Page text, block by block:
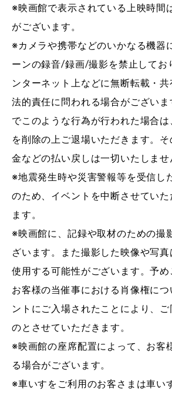
※映画館で表示されている上映時間
がございます。
※カメラや携帯などのいかなる機器
ーンの録音/録画/撮影を禁止してお
ンターネット上などに無断転載・共
法的責任に問われる場合がござい
でこのような行為が行われた場合
を削除の上ご退場いただきます。
金などの払い戻しは一切いたしませ
※地震発生時や災害警報等を受信し
のため、イベントを中断させてい
ます。
※映画館に、記録や取材のための撮
ざいます。また撮影した映像や写
使用する可能性がございます。予め
お客様の当催事における肖像権に
ントにご入場されたことにより、
のとさせていただきます。
※映画館の座席配置によって、お客
る場合がございます。
※車いすをご利用のお客さまは車い